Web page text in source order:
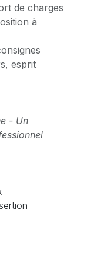
de charges
à
esprit
- Un